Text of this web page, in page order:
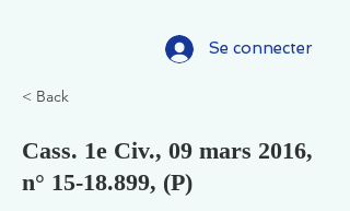
Se connecter
< Back
Cass. 1e Civ., 09 mars 2016,
n° 15-18.899, (P)